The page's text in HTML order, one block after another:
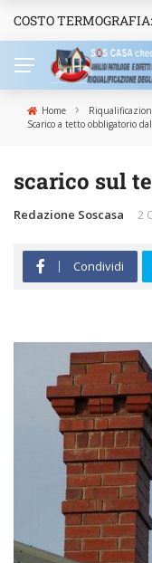
NEWS
COSTO
Home ›
Scarico a tetto obbligatorio
scarico sul
Redazione Soscasa 2
Condividi